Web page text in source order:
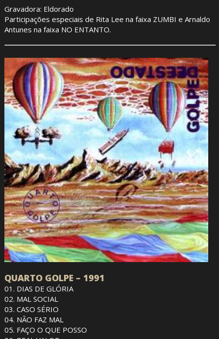
Gravadora: Eldorado
Participações especiais de Rita Lee na faixa ZUMBI e Arnaldo
Antunes na faixa NO ENTANTO.
QUARTO GOLPE – 1991
01. DIAS DE GLÓRIA
02. MAL SOCIAL
03. CASO SÉRIO
04. NÃO FAZ MAL
05. FAÇO O QUE POSSO